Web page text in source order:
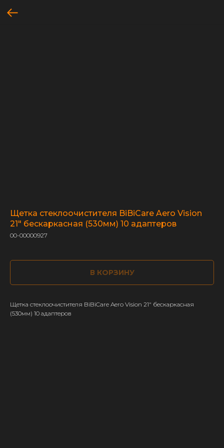
Щетка стеклоочистителя BiBiCare Aero Vision
21" бескаркасная (530мм) 10 адаптеров
00-00000927
В КОРЗИНУ
Щетка стеклоочистителя BiBiCare Aero Vision 21" бескаркасная
(530мм) 10 адаптеров